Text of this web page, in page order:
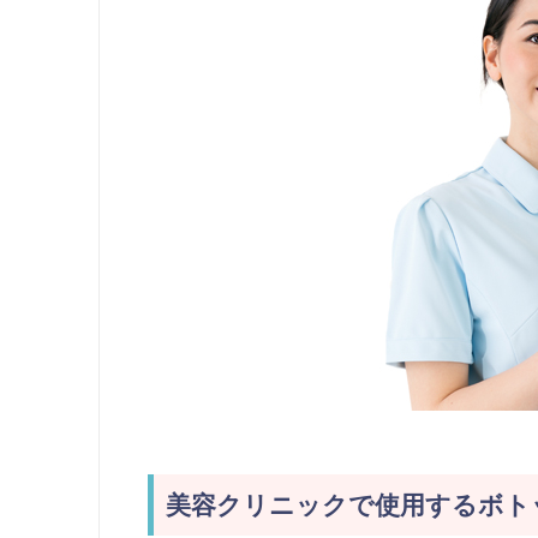
美容クリニックで使用するボ